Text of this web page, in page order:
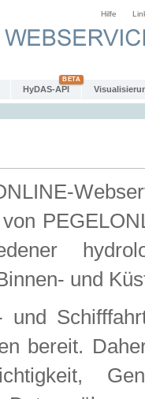
Hilfe
HyDAS-API
und
und
bereit.